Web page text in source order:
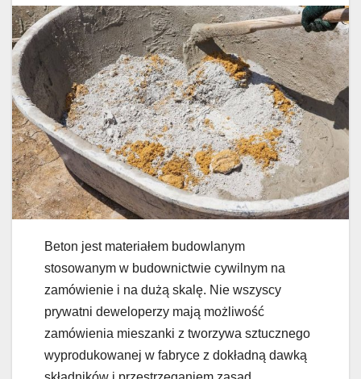
Beton jest materiałem budowlanym
stosowanym w budownictwie cywilnym na
zamówienie i na dużą skalę. Nie wszyscy
prywatni deweloperzy mają możliwość
zamówienia mieszanki z tworzywa sztucznego
wyprodukowanej w fabryce z dokładną dawką